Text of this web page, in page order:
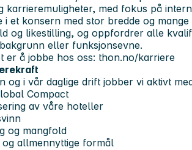
karrieremuligheter, med fokus på
i et konsern med stor bredde og
og likestilling, og oppfordrer alle
eller funksjonsevne.
er å jobbe hos oss: thon.no/karriere
og i vår daglige drift jobber vi aktivt
Compact
av våre hoteller
og mangfold
allmennyttige formål